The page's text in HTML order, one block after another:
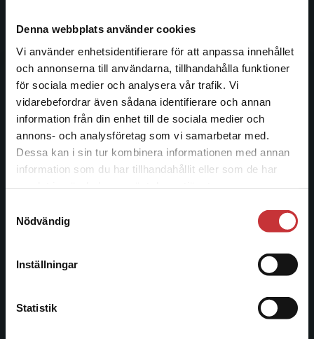
Denna webbplats använder cookies
Vi använder enhetsidentifierare för att anpassa innehållet
och annonserna till användarna, tillhandahålla funktioner
för sociala medier och analysera vår trafik. Vi
vidarebefordrar även sådana identifierare och annan
information från din enhet till de sociala medier och
annons- och analysföretag som vi samarbetar med.
Dessa kan i sin tur kombinera informationen med annan
information som du har tillhandahållit eller som de har
Nödvändig
Inställningar
Statistik
Begränsad fraktregion
Det verkar som att du besöker
studentlitteratur.se via en enhet utanför Sverige.
Vi erbjuder inte leveranser utanför Sverige. För
att kunna slutföra ett köp måste
längs hela kunskapsresan.
Kontakta oss
Kontakta oss
046-31 20 00
Postadress:
Box 141
221 00 Lund
Besöksadress:
Kundservice